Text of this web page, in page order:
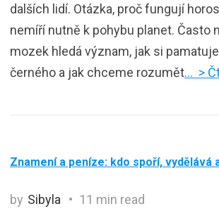
dalších lidí. Otázka, proč fungují
nemíří nutně k pohybu planet. Často
mozek hledá význam, jak si
černého a jak chceme rozumět… >
Znamení a peníze: kdo spoří, vydělává
by Sibyla 11 min read